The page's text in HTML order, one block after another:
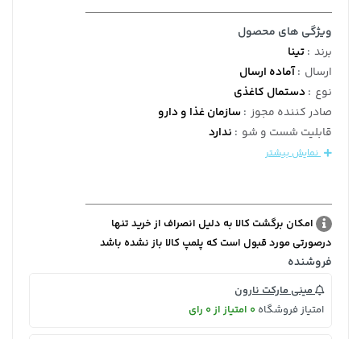
ویژگی های محصول
برند :تینا
ارسال :آماده ارسال
نوع :دستمال کاغذی
صادر کننده مجوز :سازمان غذا و دارو
قابلیت شست و شو : ندارد
نمایش بیشتر
امکان برگشت کالا به دلیل انصراف از خرید تنها
درصورتی مورد قبول است که پلمپ کالا باز نشده باشد
فروشنده
مینی مارکت نارون
امتیاز فروشگاه 0 امتیاز از 0 رای